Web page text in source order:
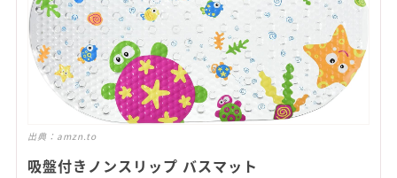
出典： amzn.to
吸盤付きノンスリップ バスマット